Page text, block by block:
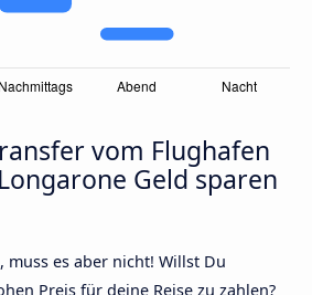
vom Flughafen
Geld sparen
muss es aber nicht! Willst Du
Preis für deine Reise zu zahlen?